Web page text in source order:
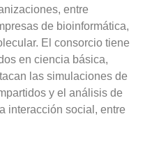
entre
de bioinformática,
El consorcio tiene
en ciencia básica,
las simulaciones de
y el análisis de
interacción social, entre